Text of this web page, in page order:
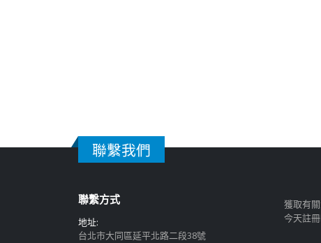
聯繫我們
聯繫方式
地址:
台北市大同區延平北路二段38號
獲取有
今天註